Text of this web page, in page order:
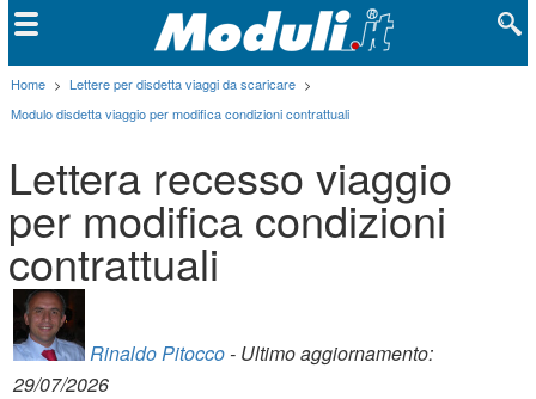
Home > Lettere per disdetta viaggi da scaricare >
Modulo disdetta viaggio per modifica condizioni contrattuali
Lettera recesso viaggio
per modifica condizioni
contrattuali
Rinaldo Pitocco- Ultimo aggiornamento:
29/07/2026